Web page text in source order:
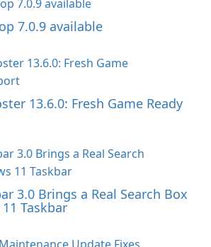
7.0.9 available
13.6.0: Fresh Game Ready
3.0 Brings a Real Search Box
Taskbar